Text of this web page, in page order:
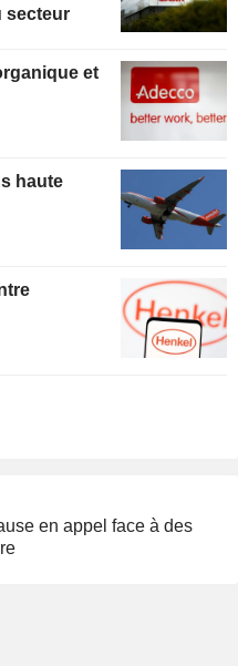
secteur
haute
en appel face à des